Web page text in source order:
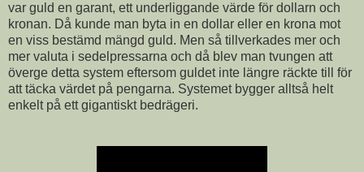
var guld en garant, ett underliggande värde för dollarn och
kronan. Då kunde man byta in en dollar eller en krona mot
en viss bestämd mängd guld. Men så tillverkades mer och
mer valuta i sedelpressarna och då blev man tvungen att
överge detta system eftersom guldet inte längre räckte till för
att täcka värdet på pengarna. Systemet bygger alltså helt
enkelt på ett gigantiskt bedrägeri.